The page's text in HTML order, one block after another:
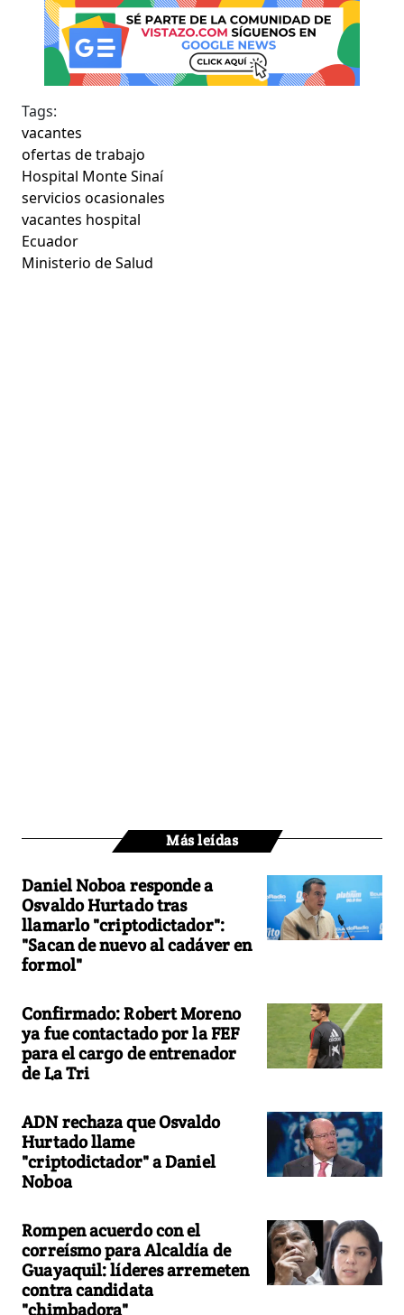
Tags:
vacantes
ofertas de trabajo
Hospital Monte Sinaí
servicios ocasionales
vacantes hospital
Ecuador
Ministerio de Salud
Más leídas
Daniel Noboa responde a
Osvaldo Hurtado tras
llamarlo "criptodictador":
"Sacan de nuevo al cadáver en
formol"
Confirmado: Robert Moreno
ya fue contactado por la FEF
para el cargo de entrenador
de La Tri
ADN rechaza que Osvaldo
Hurtado llame
"criptodictador" a Daniel
Noboa
Rompen acuerdo con el
correísmo para Alcaldía de
Guayaquil: líderes arremeten
contra candidata
"chimbadora"